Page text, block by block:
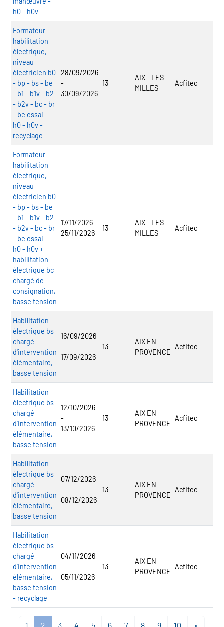
h0 - h0v
Formateur
habilitation
électrique,
niveau
électricien b0
- bp - bs - be
- b1 - b1v - b2
- b2v - bc - br
- be essai -
h0 - h0v -
recyclage
28/09/2026
-
30/09/2026
13
AIX - LES
MILLES
Acfitec
Formateur
habilitation
électrique,
niveau
électricien b0
- bp - bs - be
- b1 - b1v - b2
- b2v - bc - br
- be essai -
h0 - h0v +
habilitation
électrique bc
chargé de
consignation,
basse tension
17/11/2026 -
25/11/2026
13
AIX - LES
MILLES
Acfitec
Habilitation
électrique bs
chargé
d'intervention
élémentaire,
basse tension
16/09/2026
-
17/09/2026
13
AIX EN
PROVENCE
Acfitec
Habilitation
électrique bs
chargé
d'intervention
élémentaire,
basse tension
12/10/2026
-
13/10/2026
13
AIX EN
PROVENCE
Acfitec
Habilitation
électrique bs
chargé
d'intervention
élémentaire,
basse tension
07/12/2026
-
08/12/2026
13
AIX EN
PROVENCE
Acfitec
Habilitation
électrique bs
chargé
d'intervention
élémentaire,
basse tension
- recyclage
04/11/2026
-
05/11/2026
13
AIX EN
PROVENCE
Acfitec
1 2 3 4 5 6 7 8 9 10 »